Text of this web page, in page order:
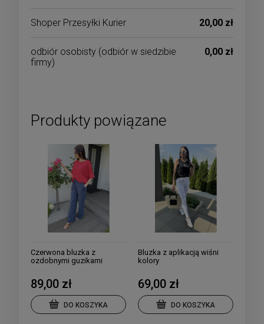
Shoper Przesyłki Kurier 20,00 zł
odbiór osobisty (odbiór w siedzibie
firmy)
0,00 zł
Produkty powiązane
Czerwona bluzka z
ozdobnymi guzikami
89,00 zł
DO KOSZYKA
Bluzka z aplikacją wiśni
kolory
69,00 zł
DO KOSZYKA